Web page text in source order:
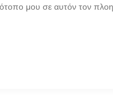
μου σε αυτόν τον